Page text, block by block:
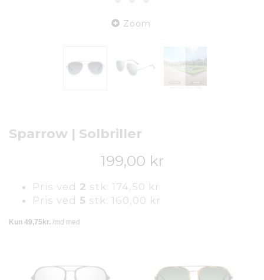
Zoom
Sparrow | Solbriller
199,00 kr
Pris ved 2 stk: 174,50 kr
Pris ved 5 stk: 160,00 kr